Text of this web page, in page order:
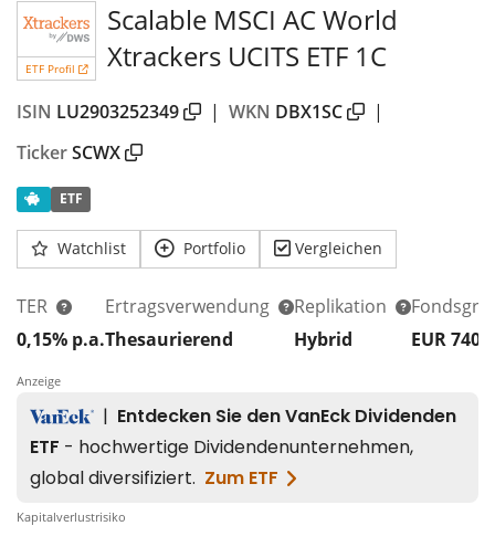
ETF Profil
Scalable MSCI AC World
Xtrackers UCITS ETF 1C
ISIN LU2903252349 | WKN DBX1SC
|
TickerSCWX
ETF
Watchlist Portfolio Vergleichen
TER
0,15% p.a.
Ertragsverwendung
Thesaurierend
Replikation
Hybrid
EUR 740
Anzeige
Kapitalverlustrisiko